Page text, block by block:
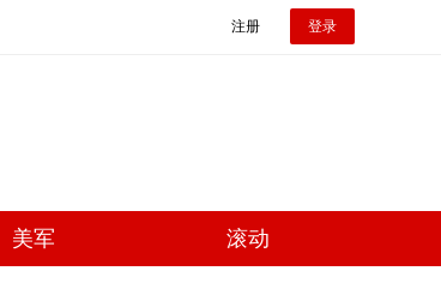
注册 登录
美军 滚动